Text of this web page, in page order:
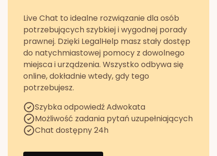
Live Chat to idealne rozwiązanie dla osób
potrzebujących szybkiej i wygodnej porady
prawnej. Dzięki LegalHelp masz stały dostęp
do natychmiastowej pomocy z dowolnego
miejsca i urządzenia. Wszystko odbywa się
online, dokładnie wtedy, gdy tego
potrzebujesz.
Szybka odpowiedź Adwokata
Możliwość zadania pytań uzupełniających
Chat dostępny 24h